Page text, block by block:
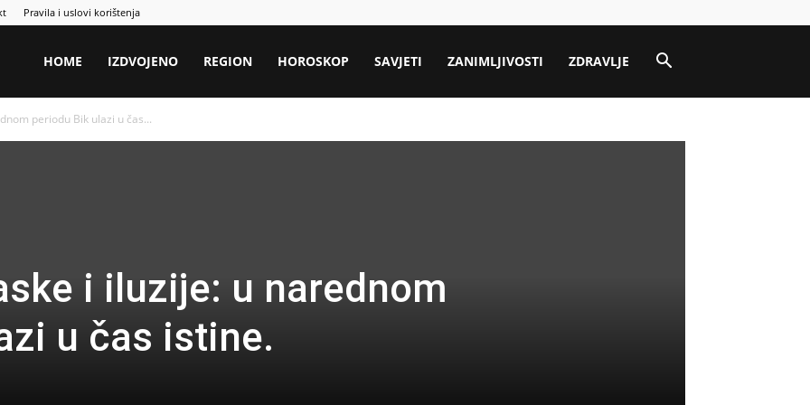
Pravila i uslovi korištenja
HOME IZDVOJENO REGION HOROSKOP SAVJETI ZANIMLJIVOSTI ZDRAVLJE
periodu Bik ulazi u čas...
i iluzije: u narednom
u čas istine.